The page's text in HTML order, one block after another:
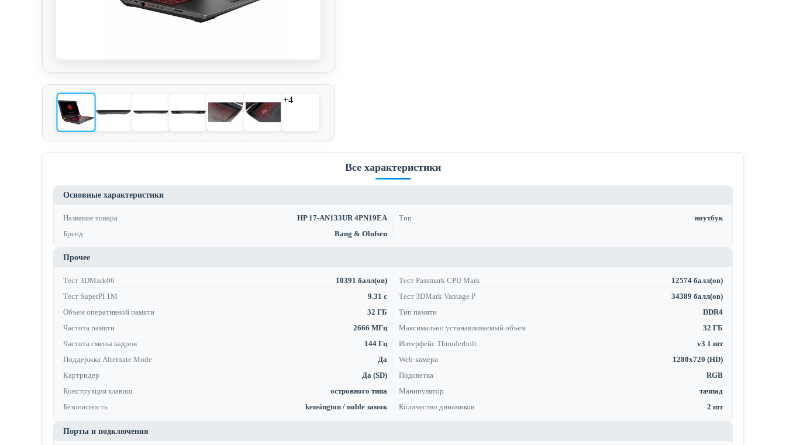
+4
Все характеристики
Основные характеристики
Название товара HP 17-AN133UR 4PN19EA Тип
ноутбук
Бренд
Bang & Olufsen
Прочее
Тест 3DMark06 10391 балл(ов) Тест Passmark CPU Mark
12574 балл(ов)
Тест SuperPI 1M
9.31 с Тест 3DMark Vantage P
34389 балл(ов)
Объем оперативной памяти
32 ГБ Тип памяти
DDR4
Частота памяти
2666 МГц Максимально устанавливаемый объем
32 ГБ
Частота смены кадров
144 Гц Интерфейс Thunderbolt
v3 1 шт
Поддержка Alternate Mode
Да Web-камера
1280x720 (HD)
Картридер
Да (SD) Подсветка
RGB
Конструкция клавиш
островного типа Манипулятор
тачпад
Безопасность
kensington / noble замок Количество динамиков 2 шт
Порты и подключения